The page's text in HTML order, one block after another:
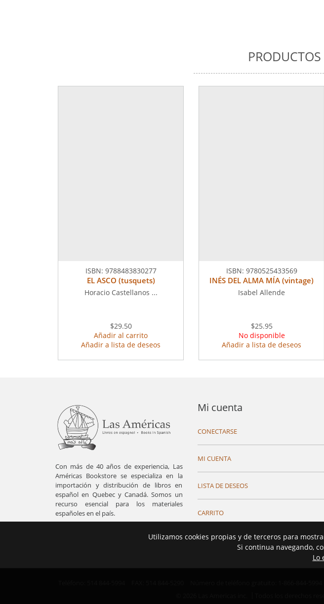
ISBN: 9788483830277
EL ASCO (tusquets)
Horacio Castellanos ...
$29.50
Añadir al carrito
Añadir a lista de deseos
ISBN: 9780525433569
INÉS DEL ALMA MÍA (vintage)
Isabel Allende
$25.95
No disponible
Añadir a lista de deseos
Con más de 40 años de experiencia, Las
Américas Bookstore se especializa en la
importación y distribución de libros en
español en Quebec y Canadá. Somos un
recurso esencial para los materiales
españoles en el país.
Mi cuenta
CONECTARSE
MI CUENTA
LISTA DE DESEOS
CARRITO
Utilizamos cookies propias y de terceros para
Si continua navegando,
Lo